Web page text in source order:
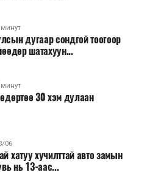
минут
дугаар сондгой тоогоор
шатахуун...
минут
30 хэм дулаан
06
хатуу хучилттай авто замын
нь 13-аас...